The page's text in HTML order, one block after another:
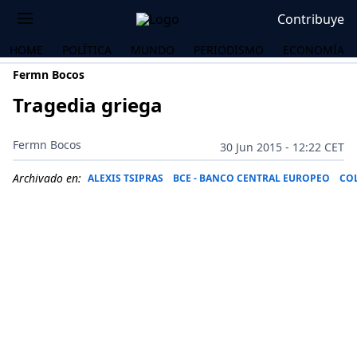
Contribuye
HOME POLÍTICA MUNDO PERIODISMO
ECONOMÍA
Fermn Bocos
Tragedia griega
Fermn Bocos 30 Jun 2015 - 12:22 CET
Archivado en: ALEXIS TSIPRAS BCE - BANCO CENTRAL EUROPEO